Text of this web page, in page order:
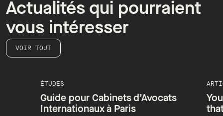
Actualités qui pourraient
vous intéresser
VOIR TOUT
Guide pour Cabinets d’Avocats
Internationaux à Paris
Your
that